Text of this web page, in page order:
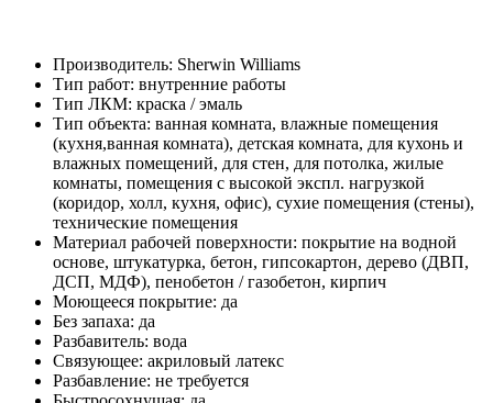
Производитель: Sherwin Williams
Тип работ: внутренние работы
Тип ЛКМ: краска / эмаль
Тип объекта: ванная комната, влажные помещения
(кухня,ванная комната), детская комната, для кухонь и
влажных помещений, для стен, для потолка, жилые
комнаты, помещения с высокой экспл. нагрузкой
(коридор, холл, кухня, офис), сухие помещения (стены),
технические помещения
Материал рабочей поверхности: покрытие на водной
основе, штукатурка, бетон, гипсокартон, дерево (ДВП,
ДСП, МДФ), пенобетон / газобетон, кирпич
Моющееся покрытие: да
Без запаха: да
Разбавитель: вода
Связующее: акриловый латекс
Разбавление: не требуется